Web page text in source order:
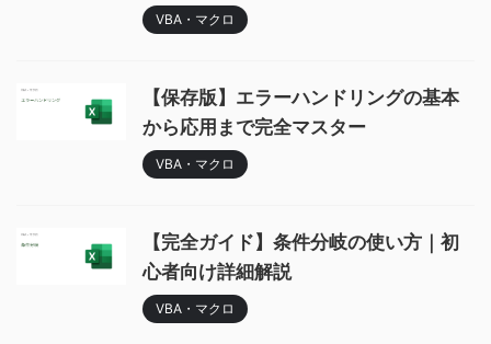
VBA・マクロ
【保存版】エラーハンドリングの基本
から応用まで完全マスター
VBA・マクロ
【完全ガイド】条件分岐の使い方｜初
心者向け詳細解説
VBA・マクロ